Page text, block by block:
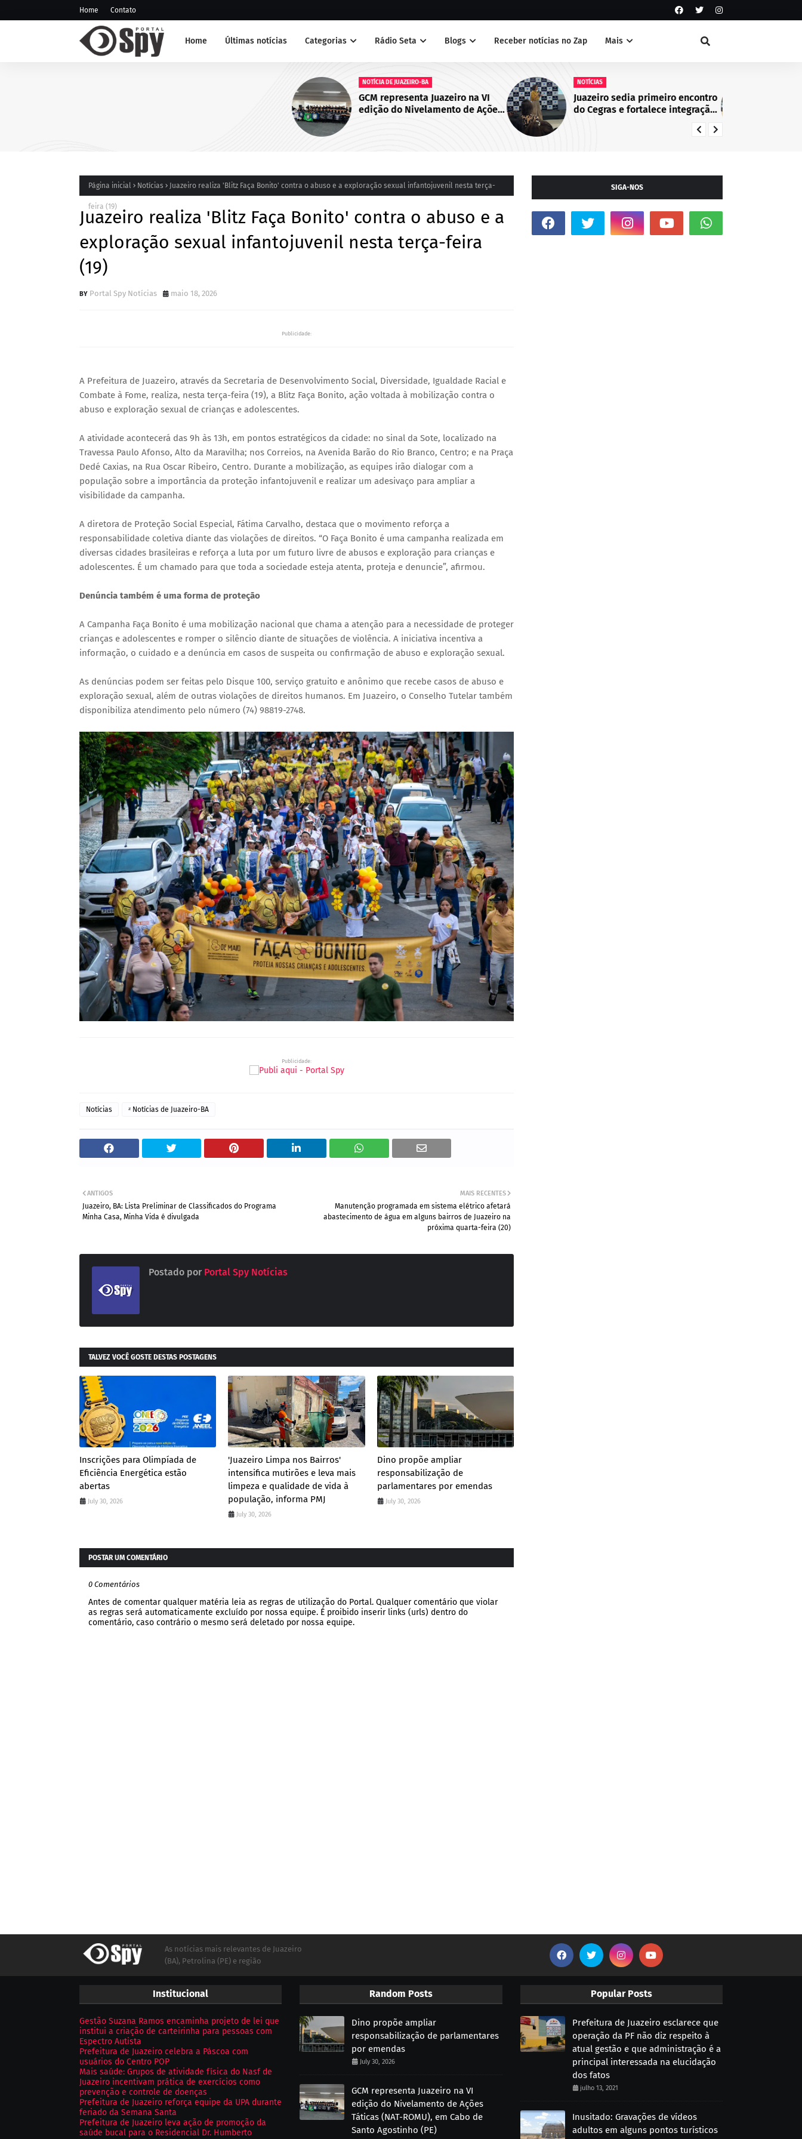
Home Contato
Home Últimas notícias Categorias Rádio Seta Blogs Receber notícias no Zap Mais
edição do Nivelamento de Ações
Táticas (NAT-ROMU), em Cabo de
NOTÍCIAS
Juazeiro sedia primeiro encontro
do Cegras e fortalece integração
da saúde na Macrorregião Norte
NOTÍCIAS
Guarda Civil Municipal identifica
suspeito de atos de vandalismo
Página inicial Notícias Juazeiro realiza 'Blitz Faça Bonito' contra o abuso e a exploração sexual infantojuvenil nesta terça-
feira (19)
Juazeiro realiza 'Blitz Faça Bonito' contra o abuso e a
exploração sexual infantojuvenil nesta terça-feira
(19)
Portal Spy Notícias maio 18, 2026
Publicidade:
A Prefeitura de Juazeiro, através da Secretaria de Desenvolvimento Social, Diversidade, Igualdade Racial e
Combate à Fome, realiza, nesta terça-feira (19), a Blitz Faça Bonito, ação voltada à mobilização contra o
abuso e exploração sexual de crianças e adolescentes.
A atividade acontecerá das 9h às 13h, em pontos estratégicos da cidade: no sinal da Sote, localizado na
Travessa Paulo Afonso, Alto da Maravilha; nos Correios, na Avenida Barão do Rio Branco, Centro; e na Praça
Dedé Caxias, na Rua Oscar Ribeiro, Centro. Durante a mobilização, as equipes irão dialogar com a
população sobre a importância da proteção infantojuvenil e realizar um adesivaço para ampliar a
visibilidade da campanha.
A diretora de Proteção Social Especial, Fátima Carvalho, destaca que o movimento reforça a
responsabilidade coletiva diante das violações de direitos. “O Faça Bonito é uma campanha realizada em
diversas cidades brasileiras e reforça a luta por um futuro livre de abusos e exploração para crianças e
adolescentes. É um chamado para que toda a sociedade esteja atenta, proteja e denuncie”, afirmou.
Denúncia também é uma forma de proteção
A Campanha Faça Bonito é uma mobilização nacional que chama a atenção para a necessidade de proteger
crianças e adolescentes e romper o silêncio diante de situações de violência. A iniciativa incentiva a
informação, o cuidado e a denúncia em casos de suspeita ou confirmação de abuso e exploração sexual.
As denúncias podem ser feitas pelo Disque 100, serviço gratuito e anônimo que recebe casos de abuso e
exploração sexual, além de outras violações de direitos humanos. Em Juazeiro, o Conselho Tutelar também
disponibiliza atendimento pelo número (74) 98819-2748.
Publicidade:
Notícias ᶻ Notícias de Juazeiro-BA
MAIS RECENTES
Manutenção programada em sistema elétrico afetará
abastecimento de água em alguns bairros de Juazeiro na
próxima quarta-feira (20)
ANTIGOS
Juazeiro, BA: Lista Preliminar de Classificados do Programa
Minha Casa, Minha Vida é divulgada
Postado por Portal Spy Notícias
TALVEZ VOCÊ GOSTE DESTAS POSTAGENS
Inscrições para Olimpíada de
Eficiência Energética estão
abertas
July 30, 2026
'Juazeiro Limpa nos Bairros'
intensifica mutirões e leva mais
limpeza e qualidade de vida à
população, informa PMJ
July 30, 2026
Dino propõe ampliar
responsabilização de
parlamentares por emendas
July 30, 2026
POSTAR UM COMENTÁRIO
0 Comentários
Antes de comentar qualquer matéria leia as regras de utilização do Portal. Qualquer comentário que violar
as regras será automaticamente excluído por nossa equipe. É proibido inserir links (urls) dentro do
comentário, caso contrário o mesmo será deletado por nossa equipe.
SIGA-NOS
As notícias mais relevantes de Juazeiro
(BA), Petrolina (PE) e região
Institucional
Gestão Suzana Ramos encaminha projeto de lei que
institui a criação de carteirinha para pessoas com
Espectro Autista
Prefeitura de Juazeiro celebra a Páscoa com
usuários do Centro POP
Mais saúde: Grupos de atividade física do Nasf de
Juazeiro incentivam prática de exercícios como
prevenção e controle de doenças
Prefeitura de Juazeiro reforça equipe da UPA durante
feriado da Semana Santa
Prefeitura de Juazeiro leva ação de promoção da
saúde bucal para o Residencial Dr. Humberto
Random Posts
Dino propõe ampliar
responsabilização de parlamentares
por emendas
July 30, 2026
GCM representa Juazeiro na VI
edição do Nivelamento de Ações
Táticas (NAT-ROMU), em Cabo de
Santo Agostinho (PE)
Popular Posts
Prefeitura de Juazeiro esclarece que
operação da PF não diz respeito à
atual gestão e que administração é a
principal interessada na elucidação
dos fatos
julho 13, 2021
Inusitado: Gravações de vídeos
adultos em alguns pontos turísticos